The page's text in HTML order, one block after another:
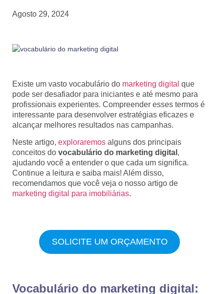
Agosto 29, 2024
Existe um vasto vocabulário do marketing digital que
pode ser desafiador para iniciantes e até mesmo para
profissionais experientes. Compreender esses termos é
interessante para desenvolver estratégias eficazes e
alcançar melhores resultados nas campanhas.
Neste artigo, exploraremos alguns dos principais
conceitos do vocabulário do marketing digital ,
ajudando você a entender o que cada um significa.
Continue a leitura e saiba mais! Além disso,
recomendamos que você veja o nosso artigo de
marketing digital para imobiliárias.
SOLICITE UM ORÇAMENTO
Vocabulário do marketing digital: